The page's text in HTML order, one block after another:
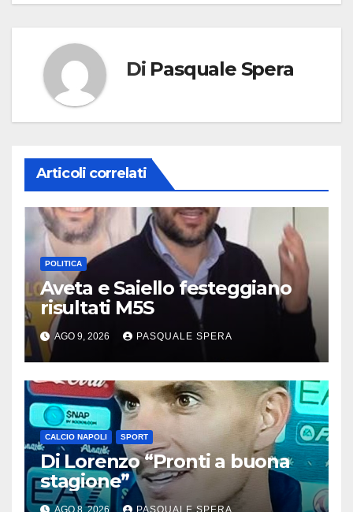
Di Pasquale Spera
Articoli correlati
POLITICA
Aveta e Saiello festeggiano
risultati M5S
AGO 9, 2026 PASQUALE SPERA
CALCIO NAPOLI SPORT
Di Lorenzo “Pronti a buona
stagione”
AGO 8, 2026 PASQUALE SPERA